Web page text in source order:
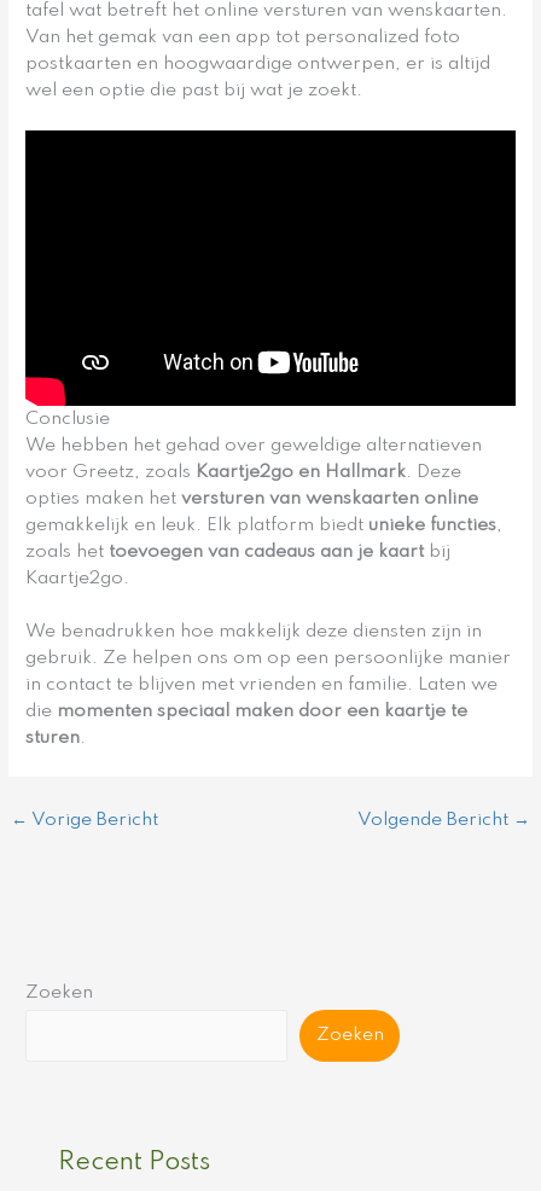
tafel wat betreft het online versturen van wenskaarten.
Van het gemak van een app tot personalized foto
postkaarten en hoogwaardige ontwerpen, er is altijd
wel een optie die past bij wat je zoekt.
Conclusie
We hebben het gehad over geweldige alternatieven
voor Greetz, zoals Kaartje2go en Hallmark. Deze
opties maken hetversturen van wenskaarten online
gemakkelijk en leuk. Elk platform biedt unieke functies,
zoals het toevoegen van cadeaus aan je kaartbij
Kaartje2go.
We benadrukken hoe makkelijk deze diensten zijn in
gebruik. Ze helpen ons om op een persoonlijke manier
in contact te blijven met vrienden en familie. Laten we
die momenten speciaal maken door een kaartje te
sturen.
← Vorige Bericht Volgende Bericht →
Zoeken
Zoeken
Recent Posts